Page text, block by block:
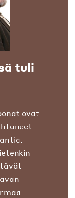
tuli
ovat